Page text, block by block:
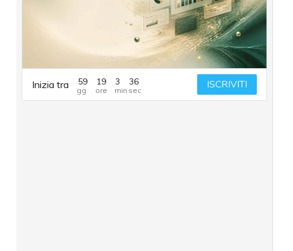
Inizia tra 59 19 3 35 ISCRIVITI